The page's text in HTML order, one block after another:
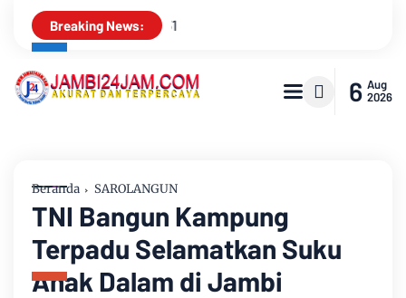
Breaking News:Pemkab Muarojambi Mediasi Konflik PT
6 Aug
2026
Beranda SAROLANGUN
TNI Bangun Kampung
Terpadu Selamatkan Suku
Anak Dalam di Jambi